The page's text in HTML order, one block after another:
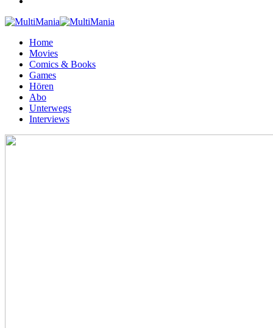
Home
Movies
Comics & Books
Games
Hören
Abo
Unterwegs
Interviews